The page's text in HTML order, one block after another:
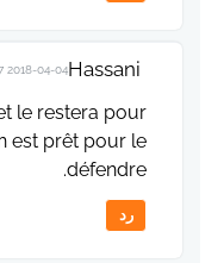
Hassani
2018-04-04 08:04:47
le restera pour
est prêt pour le
défendre.
رد